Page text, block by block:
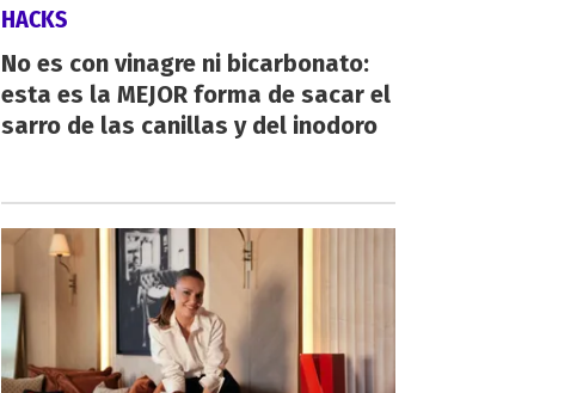
HACKS
No es con vinagre ni bicarbonato:
esta es la MEJOR forma de sacar el
sarro de las canillas y del inodoro